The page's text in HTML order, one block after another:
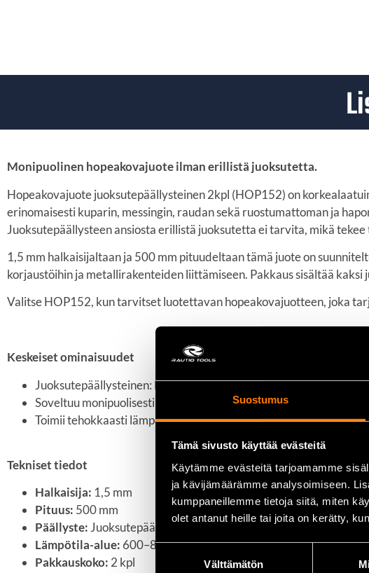
Suostumus
Tämä sivusto käyttää evästeitä
Käytämme evästeitä tarjoamamme
ja kävijämäärämme analysoimiseen.
kumppaneillemme tietoja siitä, miten
olet antanut heille tai joita on kerätty,
Suostumuksen
Välttämätön
Monipuolinen hopeakovajuote ilman erillistä juoksutetta.
Hopeakovajuote juoksutepäällysteinen 2kpl (HOP152) on
erinomaisesti kuparin, messingin, raudan sekä ruostumattoman ja
Juoksutepäällysteen ansiosta erillistä juoksutetta ei tarvita, mikä
1,5 mm halkaisijaltaan ja 500 mm pituudeltaan tämä juote on
korjaustöihin ja metallirakenteiden liittämiseen. Pakkaus sisältää
Valitse HOP152, kun tarvitset luotettavan hopeakovajuotteen, joka
Keskeiset ominaisuudet
Juoksutepäällysteinen: Ei vaadi erillistä juoksutetta.
Soveltuu monipuolisesti eri metalleille, kuten kupari, messinki ja
Toimii tehokkaasti lämpötila-alueella 600–800 °C.
Tekniset tiedot
Halkaisija: 1,5 mm
Pituus: 500 mm
Päällyste:Juoksutepäällysteinen
Lämpötila-alue: 600–800 °C
Pakkauskoko: 2 kpl